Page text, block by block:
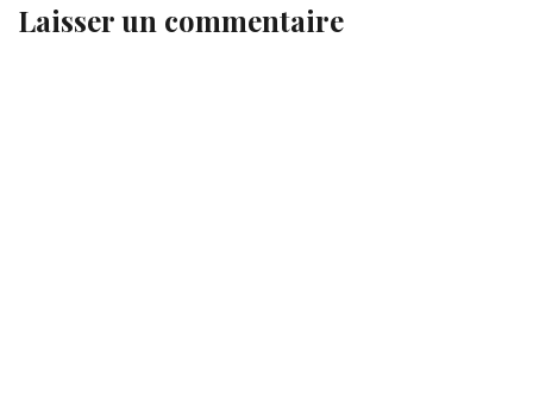
Laisser un commentaire